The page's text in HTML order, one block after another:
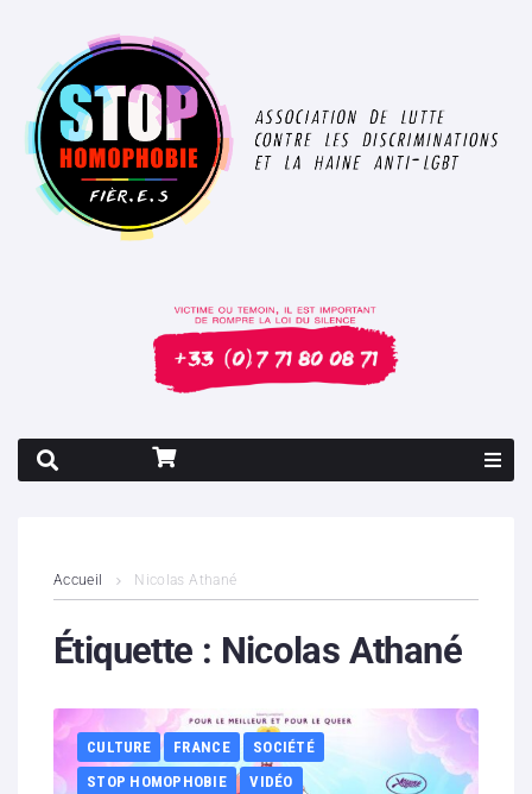
Contenus litigieux
Boutique
Accueil Nicolas Athané
Étiquette : Nicolas Athané
CULTURE FRANCE
SOCIÉTÉ
STOP HOMOPHOBIE
VIDÉO